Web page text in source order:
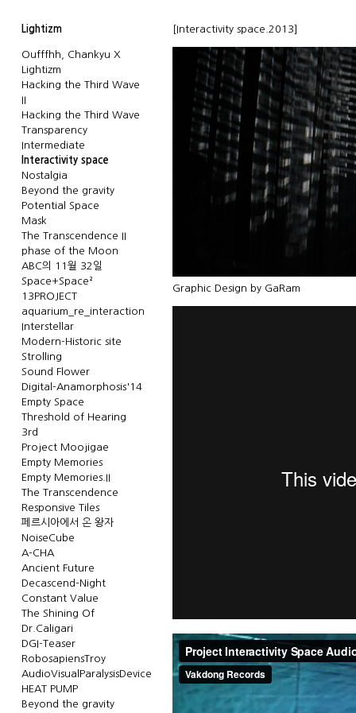
Lightizm
Oufffhh, Chankyu X
Lightizm
Hacking the Third Wave
II
Hacking the Third Wave
Transparency
Intermediate
Interactivity space
Nostalgia
Beyond the gravity
Potential Space
Mask
The Transcendence II
phase of the Moon
ABC의 11월 32일
Space+Space²
13PROJECT
aquarium_re_interaction
Interstellar
Modern-Historic site
Strolling
Sound Flower
Digital-Anamorphosis'14
Empty Space
Threshold of Hearing
3rd
Project Moojigae
Empty Memories
Empty Memories.II
The Transcendence
Responsive Tiles
페르시아에서 온 왕자
NoiseCube
A-CHA
Ancient Future
Decascend-Night
Constant Value
The Shining Of
Dr.Caligari
DGI-Teaser
RobosapiensTroy
AudioVisualParalysisDevice
HEAT PUMP
Beyond the gravity
[Interactivity space.2013]
Graphic Design by GaRam